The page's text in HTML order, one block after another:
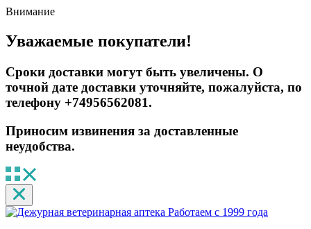
Внимание
Уважаемые покупатели!
Сроки доставки могут быть увеличены. О
точной дате доставки уточняйте, пожалуйста, по
телефону +74956562081.
Приносим извинения за доставленные
неудобства.
Работаем с 1999 года